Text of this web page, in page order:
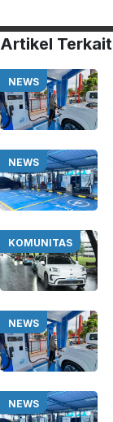
Artikel Terkait
NEWS
NEWS
KOMUNITAS
NEWS
NEWS